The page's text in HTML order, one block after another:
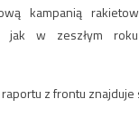
kampanią
jak w zeszłym
z frontu znajduje